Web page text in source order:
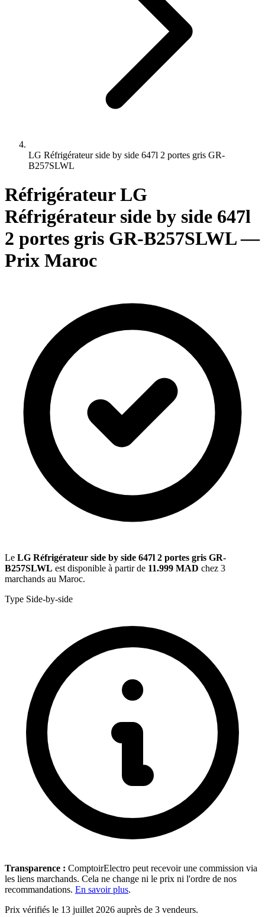
LG Réfrigérateur side by side 647l 2 portes gris GR-
B257SLWL
Réfrigérateur LG
Réfrigérateur side by side 647l
2 portes gris GR-B257SLWL —
Prix Maroc
Le LG Réfrigérateur side by side 647l 2 portes gris GR-
B257SLWL est disponible à partir de 11.999 MAD chez 3
marchands au Maroc.
Type Side-by-side
Transparence : ComptoirElectro peut recevoir une commission via
les liens marchands. Cela ne change ni le prix ni l'ordre de nos
recommandations. En savoir plus.
Prix vérifiés le 13 juillet 2026 auprès de 3 vendeurs.